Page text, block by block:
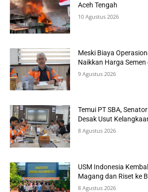
Aceh Tengah
10 Agustus 2026
Meski Biaya
Naikkan Harga Semen
9 Agustus 2026
Temui PT SBA,
Desak Usut
8 Agustus 2026
USM Indonesia
Magang dan Riset ke
8 Agustus 2026